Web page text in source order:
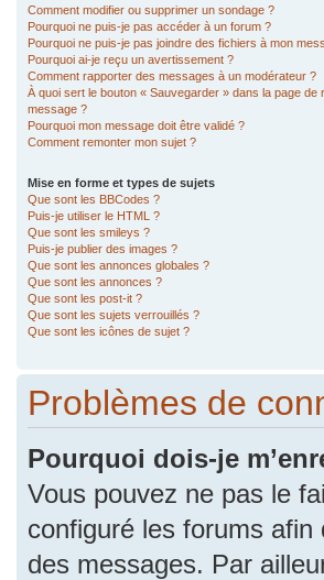
Comment modifier ou supprimer un sondage ?
Pourquoi ne puis-je pas accéder à un forum ?
Pourquoi ne puis-je pas joindre des fichiers à mon
Pourquoi ai-je reçu un avertissement ?
Comment rapporter des messages à un modérateur ?
À quoi sert le bouton « Sauvegarder » dans la page de
message ?
Pourquoi mon message doit être validé ?
Comment remonter mon sujet ?
Mise en forme et types de sujets
Que sont les BBCodes ?
Puis-je utiliser le HTML ?
Que sont les smileys ?
Puis-je publier des images ?
Que sont les annonces globales ?
Que sont les annonces ?
Que sont les post-it ?
Que sont les sujets verrouillés ?
Que sont les icônes de sujet ?
Problèmes de
Pourquoi dois-je
Vous pouvez ne pas le
configuré les forums afin
des messages. Par